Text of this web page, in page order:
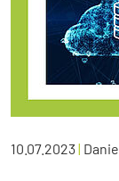
10.07.2023|